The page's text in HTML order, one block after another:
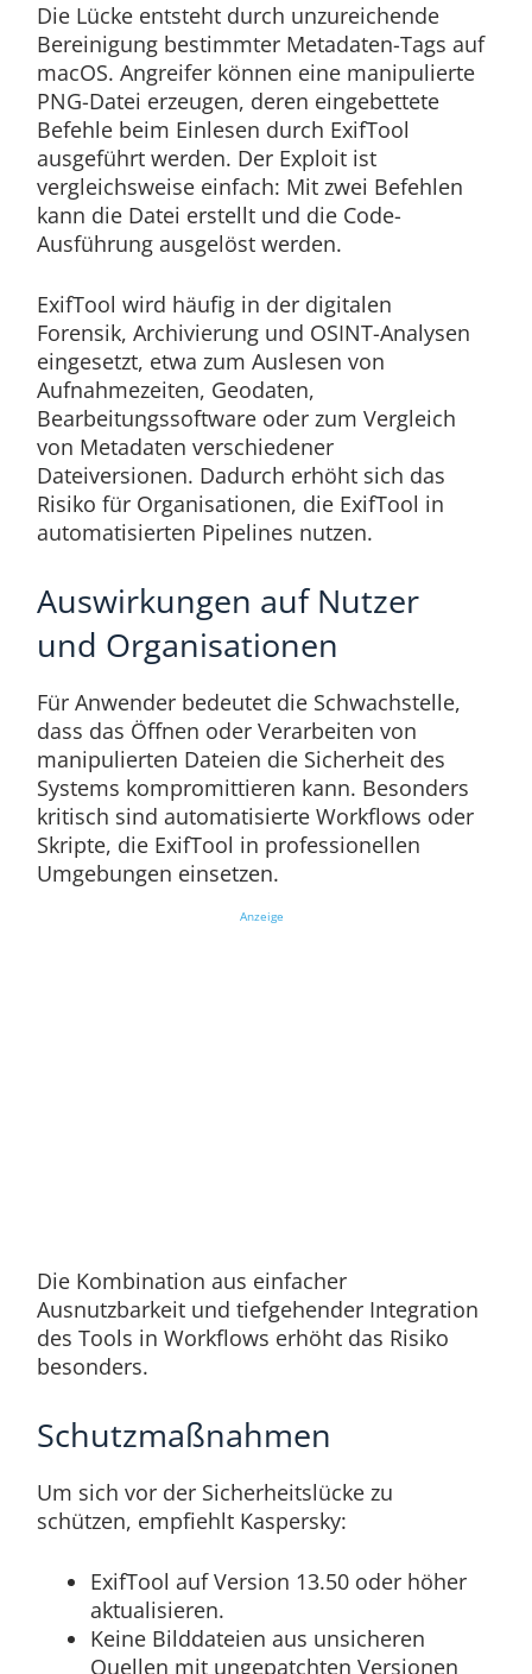
Die Lücke entsteht durch unzureichende
Bereinigung bestimmter Metadaten-Tags auf
macOS. Angreifer können eine manipulierte
PNG-Datei erzeugen, deren eingebettete
Befehle beim Einlesen durch ExifTool
ausgeführt werden. Der Exploit ist
vergleichsweise einfach: Mit zwei Befehlen
kann die Datei erstellt und die Code-
Ausführung ausgelöst werden.
ExifTool wird häufig in der digitalen
Forensik, Archivierung und OSINT-Analysen
eingesetzt, etwa zum Auslesen von
Aufnahmezeiten, Geodaten,
Bearbeitungssoftware oder zum Vergleich
von Metadaten verschiedener
Dateiversionen. Dadurch erhöht sich das
Risiko für Organisationen, die ExifTool in
automatisierten Pipelines nutzen.
Auswirkungen auf Nutzer
und Organisationen
Für Anwender bedeutet die Schwachstelle,
dass das Öffnen oder Verarbeiten von
manipulierten Dateien die Sicherheit des
Systems kompromittieren kann. Besonders
kritisch sind automatisierte Workflows oder
Skripte, die ExifTool in professionellen
Umgebungen einsetzen.
Anzeige
Die Kombination aus einfacher
Ausnutzbarkeit und tiefgehender Integration
des Tools in Workflows erhöht das Risiko
besonders.
Schutzmaßnahmen
Um sich vor der Sicherheitslücke zu
schützen, empfiehlt Kaspersky:
ExifTool auf Version 13.50 oder höher
aktualisieren.
Keine Bilddateien aus unsicheren
Quellen mit ungepatchten Versionen